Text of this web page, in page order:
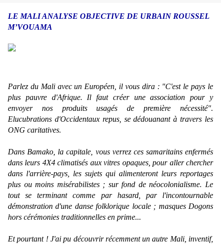
LE MALI ANALYSE OBJECTIVE DE URBAIN ROUSSEL
M’VOUAMA
Parlez du Mali avec un Européen, il vous dira : "C'est le pays le
plus pauvre d'Afrique. Il faut créer une association pour y
envoyer nos produits usagés de première nécessité".
Elucubrations d'Occidentaux repus, se dédouanant à travers les
ONG caritatives.
Dans Bamako, la capitale, vous verrez ces samaritains enfermés
dans leurs 4X4 climatisés aux vitres opaques, pour aller chercher
dans l'arrière-pays, les sujets qui alimenteront leurs reportages
plus ou moins misérabilistes ; sur fond de néocolonialisme. Le
tout se terminant comme par hasard, par l'incontournable
démonstration d'une danse folklorique locale ; masques Dogons
hors cérémonies traditionnelles en prime...
Et pourtant ! J'ai pu découvrir récemment un autre Mali, inventif,